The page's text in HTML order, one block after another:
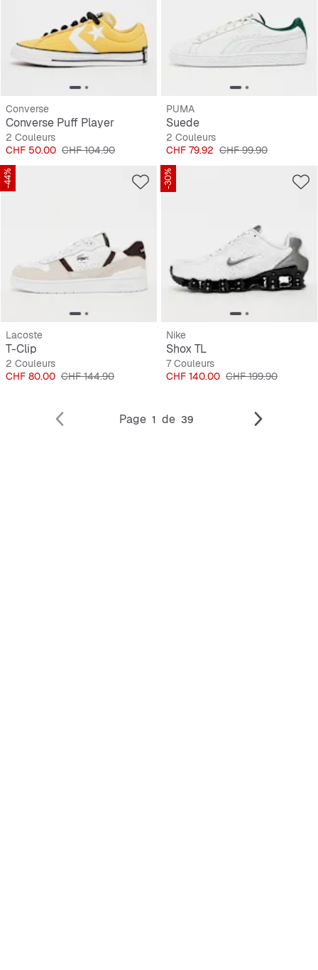
Converse
Converse Puff Player
2 Couleurs
Prix
CHF 50.00 Prix original
CHF 104.90
PUMA
Suede
2 Couleurs
Prix
CHF 79.92 Prix original
CHF 99.90
-44%
Lacoste
T-Clip
2 Couleurs
Prix
CHF 80.00 Prix original
CHF 144.90
-30%
Nike
Shox TL
7 Couleurs
Prix
CHF 140.00 Prix original
CHF 199.90
Page 1 de 39